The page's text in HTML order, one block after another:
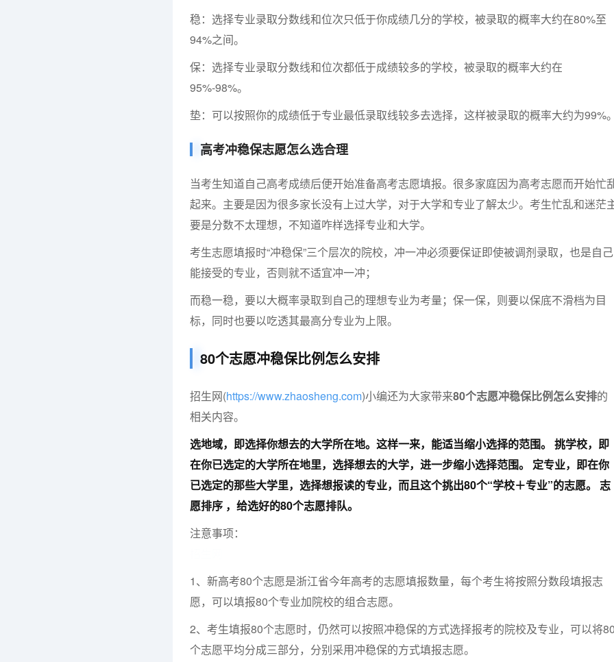
稳：选择专业录取分数线和位次只低于你成绩几分的学校，被录取的概率大约在80%至
94%之间。
保：选择专业录取分数线和位次都低于成绩较多的学校，被录取的概率大约在
95%-98%。
垫：可以按照你的成绩低于专业最低录取线较多去选择，这样被录取的概率大约为99%
高考冲稳保志愿怎么选合理
当考生知道自己高考成绩后便开始准备高考志愿填报。很多家庭因为高考志愿而开始忙
起来。主要是因为很多家长没有上过大学，对于大学和专业了解太少。考生忙乱和迷茫
要是分数不太理想，不知道咋样选择专业和大学。
考生志愿填报时“冲稳保”三个层次的院校，冲一冲必须要保证即使被调剂录取，也是自己
能接受的专业，否则就不适宜冲一冲；
而稳一稳，要以大概率录取到自己的理想专业为考量；保一保，则要以保底不滑档为目
标，同时也要以吃透其最高分专业为上限。
80个志愿冲稳保比例怎么安排
招生网(https://www.zhaosheng.com)小编还为大家带来80个志愿冲稳保比例怎么安排的
相关内容。
选地域，即选择你想去的大学所在地。这样一来，能适当缩小选择的范围。 挑学校，即
在你已选定的大学所在地里，选择想去的大学，进一步缩小选择范围。 定专业，即在你
已选定的那些大学里，选择想报读的专业，而且这个挑出80个“学校＋专业”的志愿。 志
愿排序 ，给选好的80个志愿排队。
注意事项：
1、新高考80个志愿是浙江省今年高考的志愿填报数量，每个考生将按照分数段填报志
愿，可以填报80个专业加院校的组合志愿。
2、考生填报80个志愿时，仍然可以按照冲稳保的方式选择报考的院校及专业，可以将
个志愿平均分成三部分，分别采用冲稳保的方式填报志愿。